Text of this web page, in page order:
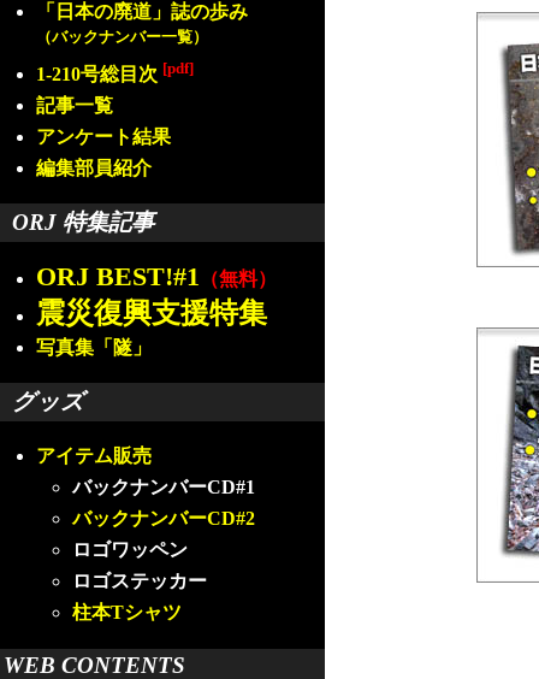
「日本の廃道」誌の歩み
（バックナンバー一覧）
1-210号総目次 [pdf]
記事一覧
アンケート結果
編集部員紹介
ORJ 特集記事
ORJ BEST!#1 （無料）
震災復興支援特集
写真集「隧」
グッズ
アイテム販売
バックナンバーCD#1
バックナンバーCD#2
ロゴワッペン
ロゴステッカー
柱本Tシャツ
WEB CONTENTS